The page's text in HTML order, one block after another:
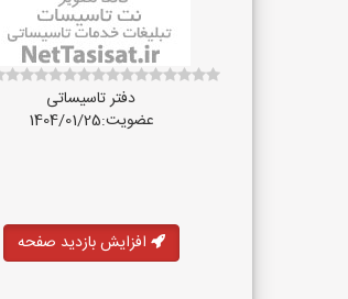
دفتر تاسیساتی
عضویت:1404/01/25
افزایش بازدید صفحه